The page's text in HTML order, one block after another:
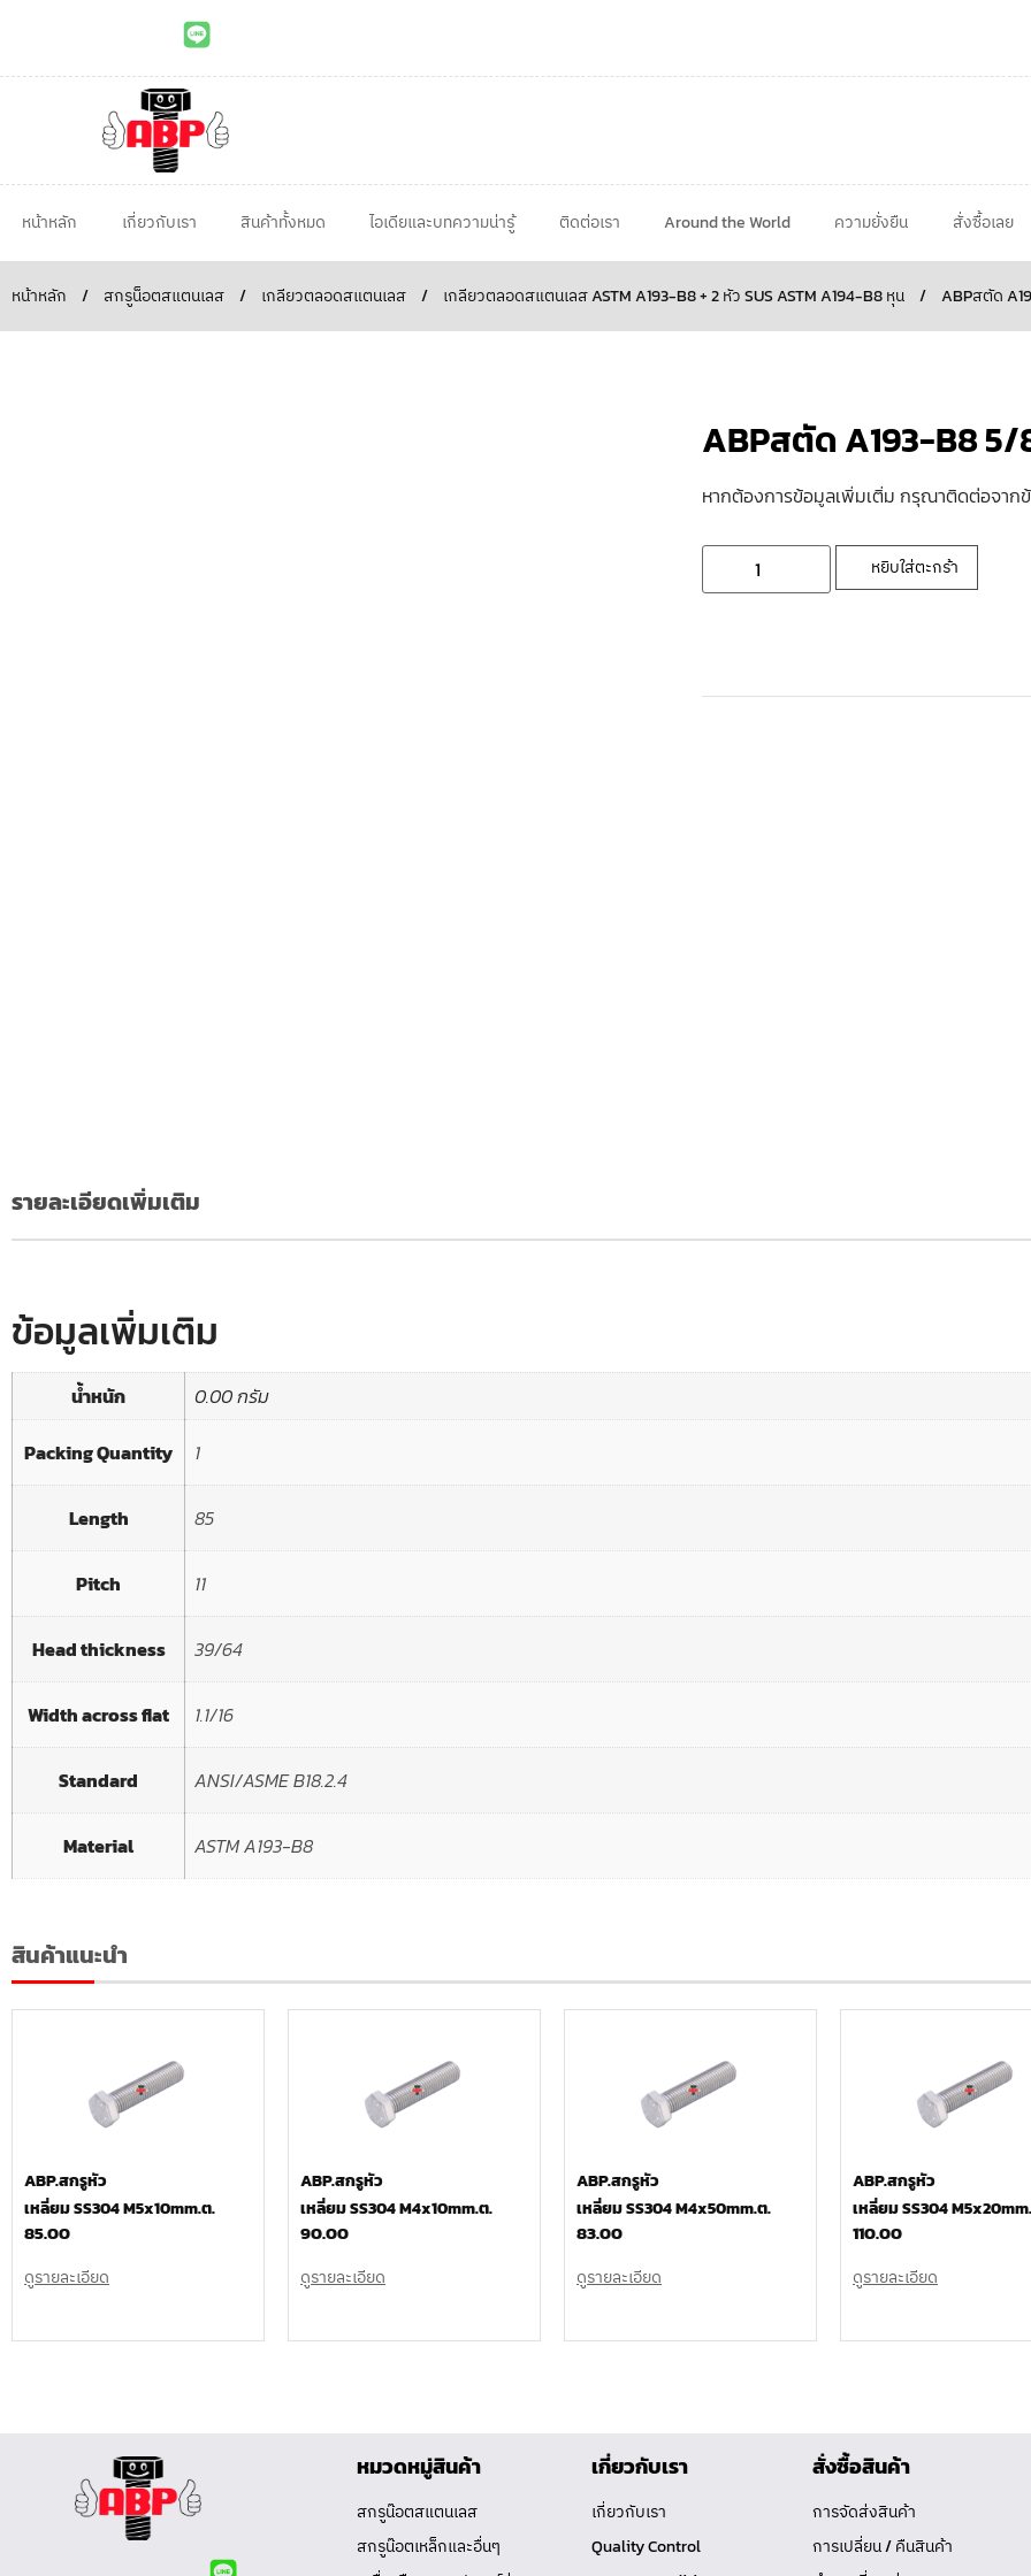
หน้าหลัก เกี่ยวกับเรา สินค้าทั้งหมด ไอเดียและบทความน่ารู้ ติดต่อเรา Around the World ความยั่งยืน สั่งซื้อเลย
หน้าหลัก / สกรูน็อตสแตนเลส / เกลียวตลอดสแตนเลส / เกลียวตลอดสแตนเลส ASTM A193-B8 + 2 หัว SUS ASTM A194-B8 หุน / ABPสตัด
ABPสตัด A193-B8 5/
หากต้องการข้อมูลเพิ่มเติ่ม กรุณาติดต่อจาก
หยิบใส่ตะกร้า
รายละเอียดเพิ่มเติม
ข้อมูลเพิ่มเติม
น้ำหนัก 0.00 กรัม
Packing Quantity 1
Length 85
Pitch 11
Head thickness 39/64
Width across flat 1.1/16
Standard ANSI/ASME B18.2.4
Material ASTM A193-B8
สินค้าแนะนำ
ABP.สกรูหัว
เหลี่ยม SS304 M5x10mm.ต.
85.00
ดูรายละเอียด
ABP.สกรูหัว
เหลี่ยม SS304 M4x10mm.ต.
90.00
ดูรายละเอียด
ABP.สกรูหัว
เหลี่ยม SS304 M4x50mm.ต.
83.00
ดูรายละเอียด
ABP.สกรูหัว
เหลี่ยม SS304
110.00
ดูรายละเอียด
หมวดหมู่สินค้า
สกรูน๊อตสแตนเลส
สกรูน๊อตเหล็กและอื่นๆ
เกี่ยวกับเรา
เกี่ยวกับเรา
Quality Control
สั่งซื้อสินค้า
การจัดส่งสินค้า
การเปลี่ยน / คืนสินค้า